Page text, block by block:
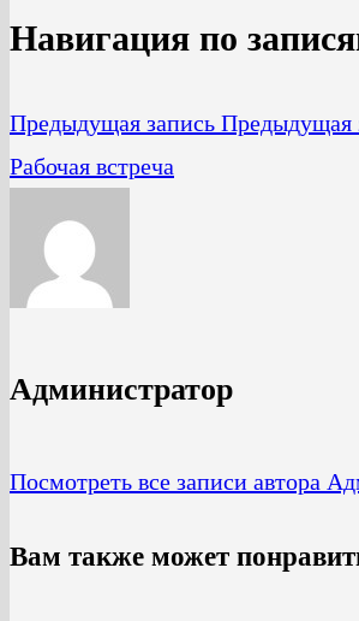
Навигация по
Предыдущая запись Предыдущая
Рабочая встреча
Администратор
Посмотреть все записи автора
Вам также может